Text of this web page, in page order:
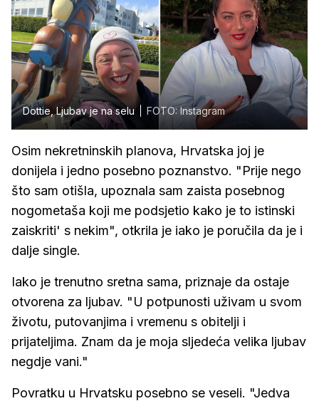
Dottie, Ljubav je na selu FOTO: Instagram
Osim nekretninskih planova, Hrvatska joj je
donijela i jedno posebno poznanstvo. "Prije nego
što sam otišla, upoznala sam zaista posebnog
nogometaša koji me podsjetio kako je to istinski
zaiskriti' s nekim", otkrila je iako je poručila da je i
dalje single.
Iako je trenutno sretna sama, priznaje da ostaje
otvorena za ljubav. "U potpunosti uživam u svom
životu, putovanjima i vremenu s obitelji i
prijateljima. Znam da je moja sljedeća velika ljubav
negdje vani."
Povratku u Hrvatsku posebno se veseli. "Jedva